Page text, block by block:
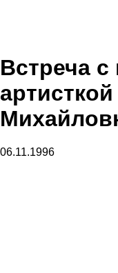
Встреча
06.11.1996